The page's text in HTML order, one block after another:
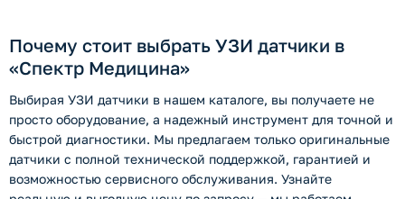
Почему стоит выбрать УЗИ датчики в
«Спектр Медицина»
Выбирая УЗИ датчики в нашем каталоге, вы получаете не
просто оборудование, а надежный инструмент для точной и
быстрой диагностики. Мы предлагаем только оригинальные
датчики с полной технической поддержкой, гарантией и
возможностью сервисного обслуживания. Узнайте